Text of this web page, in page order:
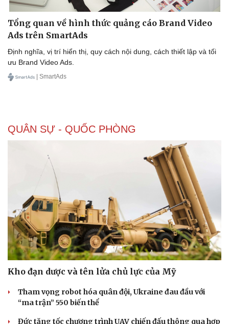
Doanh nghiệp
Thông tin doanh nghiệp
Doanh nhân
Vì cộng đồng
Công nghệ
Sành điệu
Trải nghiệm
Tổng quan về hình thức quảng cáo Brand Video
Ads trên SmartAds
Định nghĩa, vị trí hiển thị, quy cách nội dung, cách thiết lập và tối
ưu Brand Video Ads.
| SmartAds
QUÂN SỰ - QUỐC PHÒNG
Kho đạn dược và tên lửa chủ lực của Mỹ
Tham vọng robot hóa quân đội, Ukraine đau đầu với
“ma trận” 550 biến thể
Đức tăng tốc chương trình UAV chiến đấu thông qua hợp